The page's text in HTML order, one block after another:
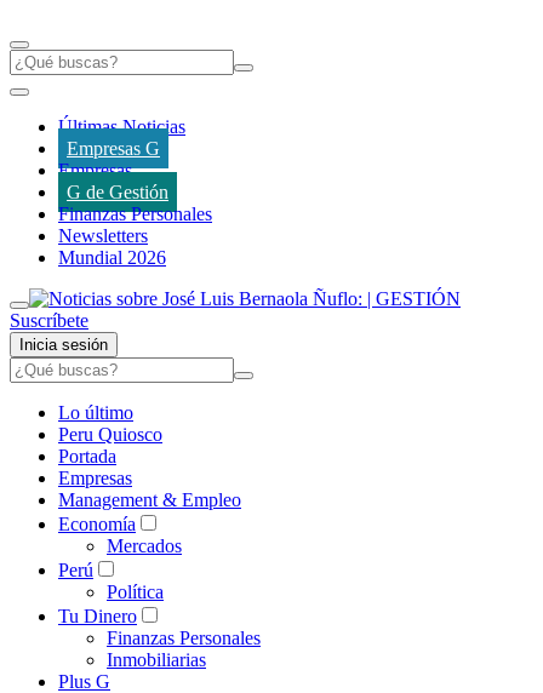
Últimas Noticias
Empresas G
Empresas
G de Gestión
Finanzas Personales
Newsletters
Mundial 2026
Suscríbete
Inicia sesión
Lo último
Peru Quiosco
Portada
Empresas
Management & Empleo
Economía
Mercados
Perú
Política
Tu Dinero
Finanzas Personales
Inmobiliarias
Plus G